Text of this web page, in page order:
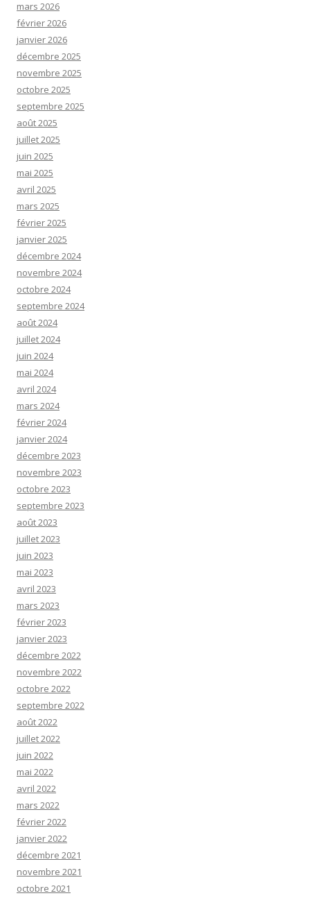
mars 2026
février 2026
janvier 2026
décembre 2025
novembre 2025
octobre 2025
septembre 2025
août 2025
juillet 2025
juin 2025
mai 2025
avril 2025
mars 2025
février 2025
janvier 2025
décembre 2024
novembre 2024
octobre 2024
septembre 2024
août 2024
juillet 2024
juin 2024
mai 2024
avril 2024
mars 2024
février 2024
janvier 2024
décembre 2023
novembre 2023
octobre 2023
septembre 2023
août 2023
juillet 2023
juin 2023
mai 2023
avril 2023
mars 2023
février 2023
janvier 2023
décembre 2022
novembre 2022
octobre 2022
septembre 2022
août 2022
juillet 2022
juin 2022
mai 2022
avril 2022
mars 2022
février 2022
janvier 2022
décembre 2021
novembre 2021
octobre 2021